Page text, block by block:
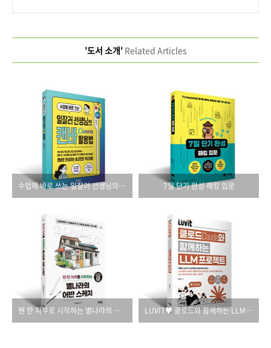
'도서 소개'Related Articles
수업에 바로 쓰는 일잘러 선생님의 캔바 Canva 활용법 7일 단기 완성 해킹 입문
펜 한 자루로 시작하는 별나라의 어반 스케치 LUVIT♥ 클로드와 함께하는 LLM 프로젝트